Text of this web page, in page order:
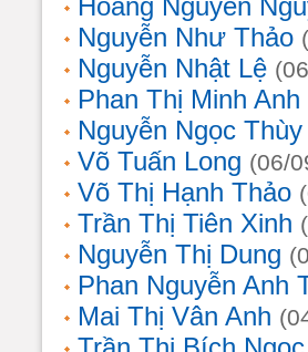
Hoàng Nguyễn
Nguyễn Như Thảo
Nguyễn Nhật Lệ
Phan Thị Minh Anh
Nguyễn Ngọc
Võ Tuấn Long (06/
Võ Thị Hạnh Thảo
Trần Thị Tiên Xinh
Nguyễn Thị Dung
Phan Nguyễn Anh
Mai Thị Vân Anh